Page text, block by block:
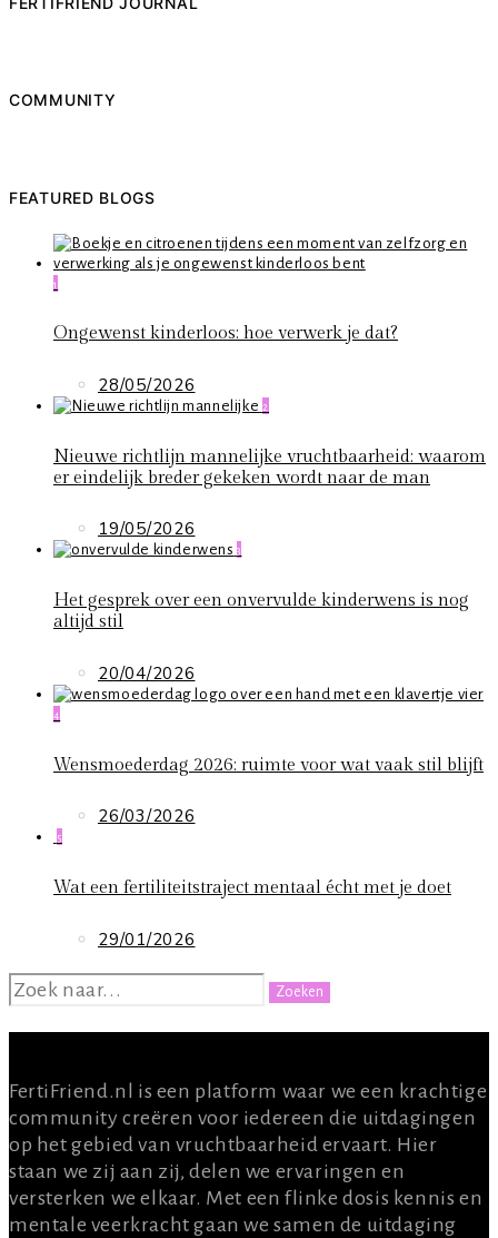
COMMUNITY
FEATURED BLOGS
1
Ongewenst kinderloos: hoe verwerk je dat?
28/05/2026
2
Nieuwe richtlijn mannelijke vruchtbaarheid: waarom
er eindelijk breder gekeken wordt naar de man
19/05/2026
3
Het gesprek over een onvervulde kinderwens is nog
altijd stil
20/04/2026
4
Wensmoederdag 2026: ruimte voor wat vaak stil blijft
26/03/2026
5
Wat een fertiliteitstraject mentaal écht met je doet
29/01/2026
ZOEKEN
NAAR:
FertiFriend.nl is een platform waar we een krachtige
community creëren voor iedereen die uitdagingen
op het gebied van vruchtbaarheid ervaart. Hier
staan we zij aan zij, delen we ervaringen en
versterken we elkaar. Met een flinke dosis kennis en
mentale veerkracht gaan we samen de uitdaging